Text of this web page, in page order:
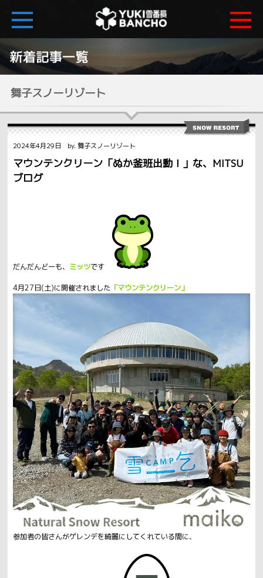
舞子スノーリゾート
2024年4月29日 by. 舞子スノーリゾート
マウンテンクリーン「ぬか釜班出動！」な、MITSU
ブログ
だんだんどーも、 ミッツです
4月27日(土)に開催されました「マウンテンクリーン」
参加者の皆さんがゲレンデを綺麗にしてくれている間に、